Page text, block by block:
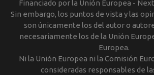
Financiado por la Unión Europea -
Sin embargo, los puntos de vista y las
son únicamente los del autor o
necesariamente los de la Unión
Europea.
Ni la Unión Europea ni la Comisión
consideradas responsables de